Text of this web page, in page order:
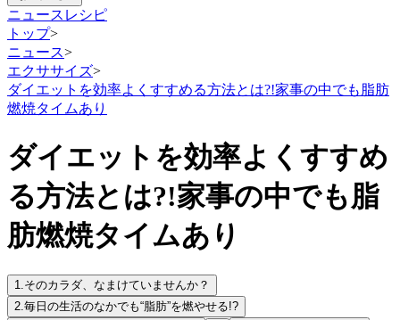
ニュース レシピ
トップ>
ニュース>
エクササイズ>
ダイエットを効率よくすすめる方法とは?!家事の中でも脂肪
燃焼タイムあり
ダイエットを効率よくすすめ
る方法とは?!家事の中でも脂
肪燃焼タイムあり
1.そのカラダ、なまけていませんか？
2.毎日の生活のなかでも“脂肪”を燃やせる!?